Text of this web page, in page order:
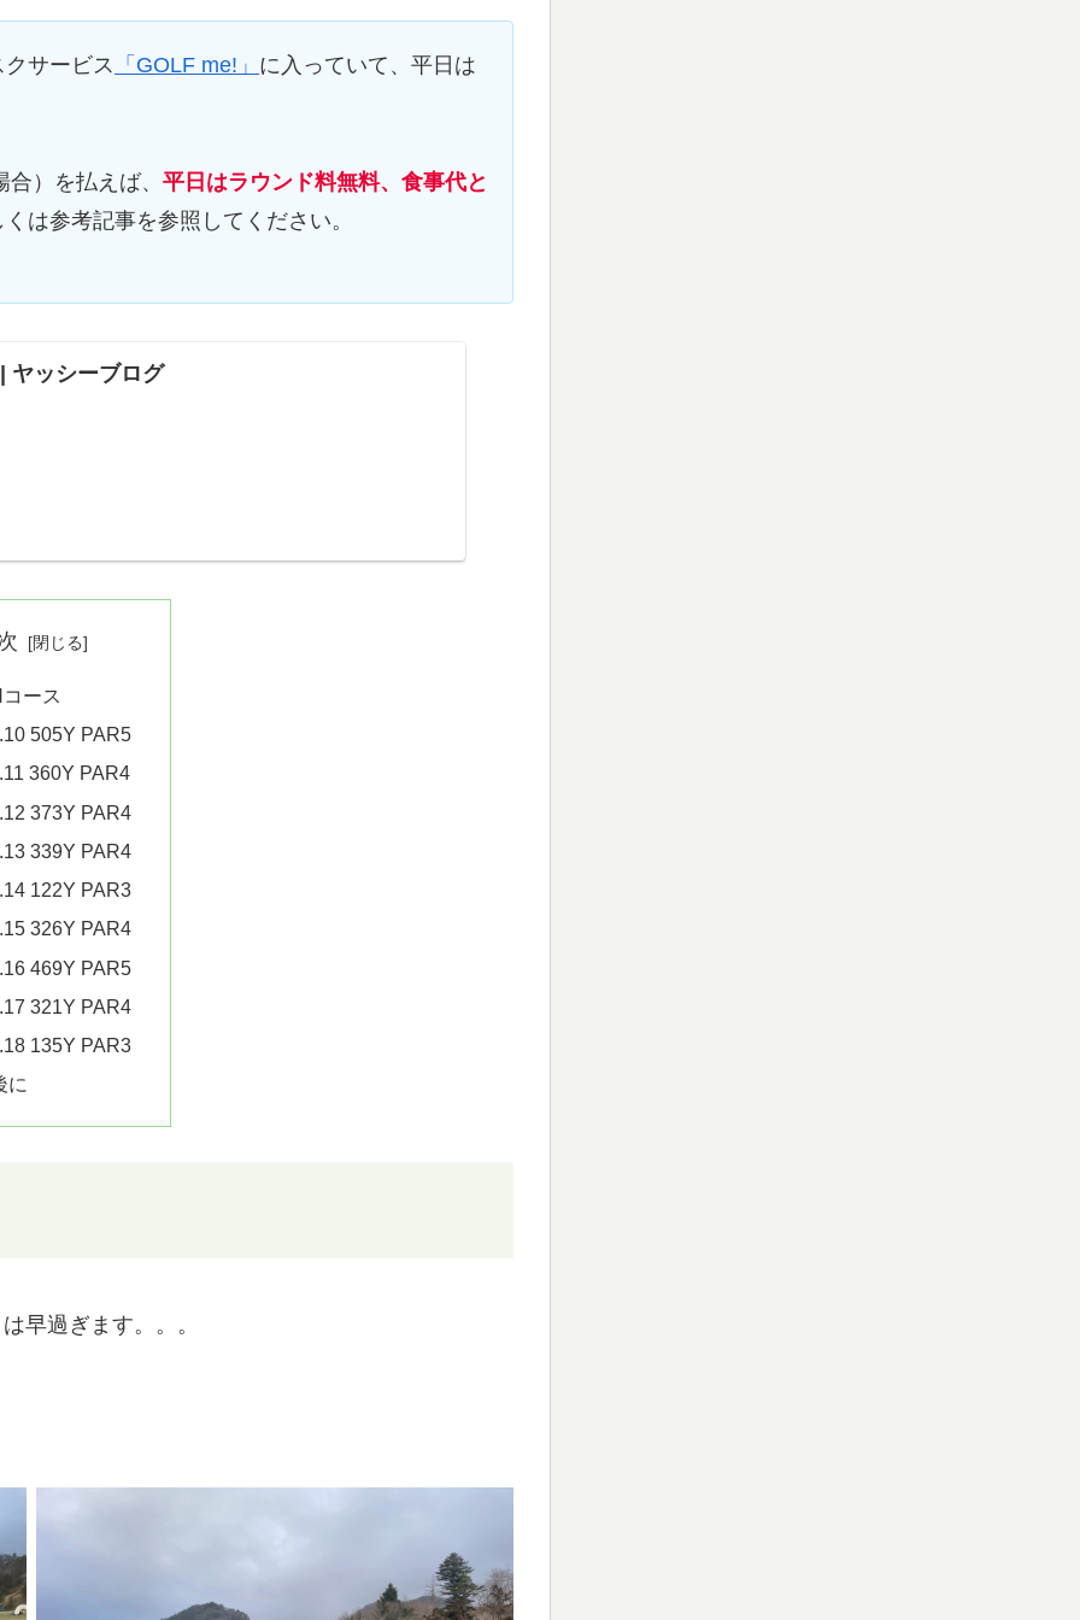
サービス 「GOLF me!」 に入っていて、平日は
）を払えば、 平日はラウンド料無料、食事代と
は参考記事を参照してください。
ヤッシーブログ
ース
505Y PAR5
360Y PAR4
373Y PAR4
339Y PAR4
122Y PAR3
326Y PAR4
469Y PAR5
321Y PAR4
135Y PAR3
に
早過ぎます。。。